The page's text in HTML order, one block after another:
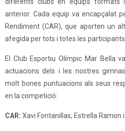
anterior. Cada equip va encapçalat
Rendiment (CAR), que aporten un
afegida per tots i totes les participants.
El Club Esportiu Olímpic Mar Bella
actuacions dels i les nostres
molt bones puntuacions als seus
en la competició:
CAR: Xavi Fontanillas, Estrella Ramon i